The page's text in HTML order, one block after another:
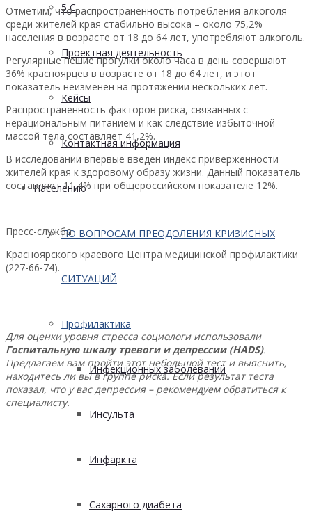
5 С
Проектная деятельность
Кейсы
Контактная информация
Населению
ПО ВОПРОСАМ ПРЕОДОЛЕНИЯ КРИЗИСНЫХ
СИТУАЦИЙ
Профилактика
Инфекционных заболеваний
Инсульта
Инфаркта
Сахарного диабета
Отметим, что распространенность потребления алкоголя
среди жителей края стабильно высока – около 75,2%
населения в возрасте от 18 до 64 лет, употребляют алкоголь.
Регулярные пешие прогулки около часа в день совершают
36% красноярцев в возрасте от 18 до 64 лет, и этот
показатель неизменен на протяжении нескольких лет.
Распространенность факторов риска, связанных с
нерациональным питанием и как следствие избыточной
массой тела составляет 41,2%.
В исследовании впервые введен индекс приверженности
жителей края к здоровому образу жизни. Данный показатель
составляет 11,4% при общероссийском показателе 12%.
Пресс-служба
Красноярского краевого Центра медицинской профилактики
(227-66-74).
Для оценки уровня стресса социологи использовали
Госпитальную шкалу тревоги и депрессии (HADS).
Предлагаем вам пройти этот небольшой тест и выяснить,
находитесь ли вы в группе риска. Если результат теста
показал, что у вас депрессия – рекомендуем обратиться к
специалисту.